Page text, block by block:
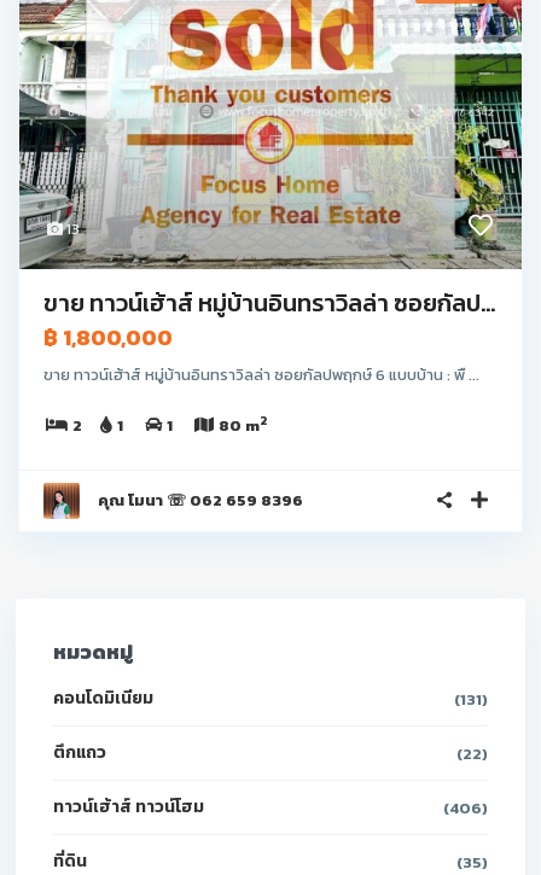
13
ขาย ทาวน์เฮ้าส์ หมู่บ้านอินทราวิลล่า ซอยกัลป...
฿ 1,800,000
ขาย ทาวน์เฮ้าส์ หมู่บ้านอินทราวิลล่า ซอยกัลปพฤกษ์ 6 แบบบ้าน : พื ...
2 1 1 80 m2
คุณ โมนา ☏ 062 659 8396
หมวดหมู่
คอนโดมิเนียม (131)
ตึกแถว (22)
ทาวน์เฮ้าส์ ทาวน์โฮม (406)
ที่ดิน (35)